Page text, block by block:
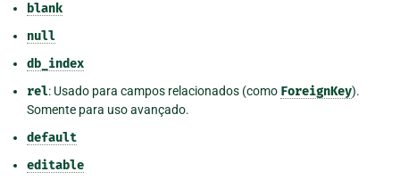
blank
null
db_index
rel: Usado para campos relacionados (como ForeignKey).
Somente para uso avançado.
default
editable